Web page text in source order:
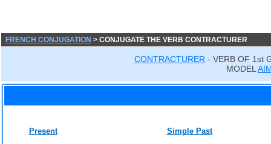
FRENCH CONJUGATION > CONJUGATE THE VERB CONTRACTURER
CONTRACTURER - VERB OF 1st
MODEL
Present
Simple Past